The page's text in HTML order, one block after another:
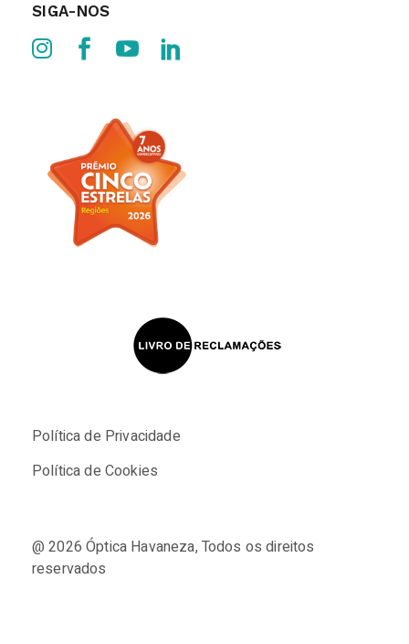
SIGA-NOS
Política de Privacidade
Política de Cookies
@ 2026Óptica Havaneza, Todos os direitos
reservados